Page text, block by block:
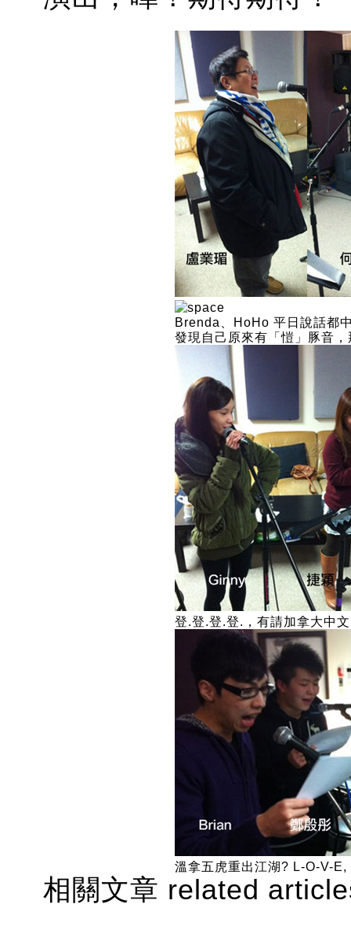
Brenda、HoHo 平日說話都
發現自己原來有「愷」豚音
登.登.登.登.，有請加拿大中
溫拿五虎重出江湖? L-O-V-
相關文章 related